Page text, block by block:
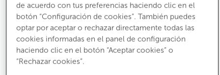
Oficina en Vitoria-Gasteiz (Álava)
Ref:9301210
Calle Cuenca del Deba
CP:1002
de acuerdo con tus preferencias haciendo clic en el
botón “Configuración de cookies”. También puedes
optar por aceptar o rechazar directamente todas las
cookies informadas en el panel de configuración
haciendo clic en el botón “Aceptar cookies” o
“Rechazar cookies”.